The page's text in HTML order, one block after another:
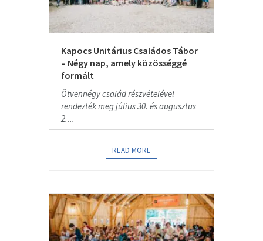
Kapocs Unitárius Családos Tábor
– Négy nap, amely közösséggé
formált
Ötvennégy család részvételével
rendezték meg július 30. és augusztus
2....
READ MORE